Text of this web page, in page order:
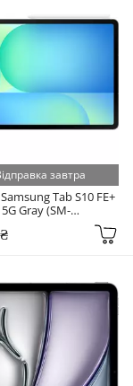
завтра
Tab S10 FE+
Gray (SM-